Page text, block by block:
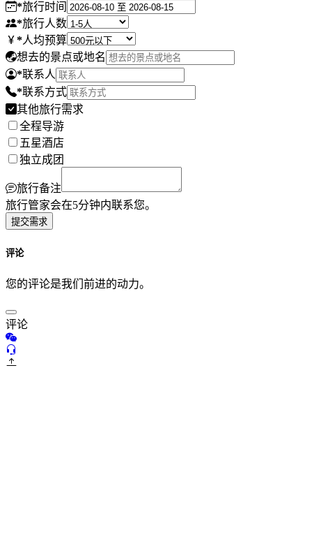
*旅行时间
*旅行人数
*人均预算
想去的景点或地名
*联系人
*联系方式
其他旅行需求
全程导游
五星酒店
独立成团
旅行备注
旅行管家会在5分钟内联系您。
提交需求
评论
您的评论是我们前进的动力。
评论